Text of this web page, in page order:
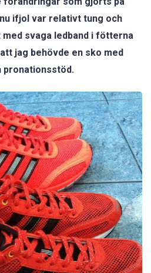
ifjol var relativt tung och
svaga ledband i fötterna
jag behövde en sko med
pronationsstöd.